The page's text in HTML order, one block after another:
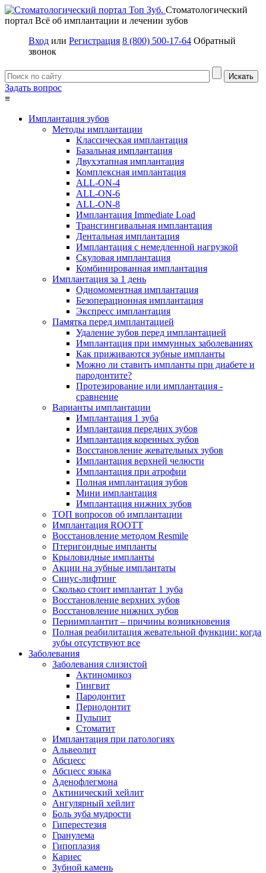
Стоматологический
портал Всё об имплантации и лечении зубов
Вход или Регистрация 8 (800) 500-17-64 Обратный
звонок
Задать вопрос
≡
Имплантация зубов
Методы имплантации
Классическая имплантация
Базальная имплантация
Двухэтапная имплантация
Комплексная имплантация
ALL-ON-4
ALL-ON-6
ALL-ON-8
Имплантация Immediate Load
Трансгингивальная имплантация
Дентальная имплантация
Имплантация с немедленной нагрузкой
Скуловая имплантация
Комбинированная имплантация
Имплантация за 1 день
Одномоментная имплантация
Безоперационная имплантация
Экспресс имплантация
Памятка перед имплантацией
Удаление зубов перед имплантацией
Имплантация при иммунных заболеваниях
Как приживаются зубные импланты
Можно ли ставить импланты при диабете и
пародонтите?
Протезирование или имплантация -
сравнение
Варианты имплантации
Имплантация 1 зуба
Имплантация передних зубов
Имплантация коренных зубов
Восстановление жевательных зубов
Имплантация верхней челюсти
Имплантация при атрофии
Полная имплантация зубов
Мини имплантация
Имплантация нижних зубов
ТОП вопросов об имплантации
Имплантация ROOTT
Восстановление методом Resmile
Птеригоидные импланты
Крыловидные импланты
Акции на зубные имплантаты
Синус-лифтинг
Сколько стоит имплантат 1 зуба
Восстановление верхних зубов
Восстановление нижних зубов
Периимплантит – причины возникновения
Полная реабилитация жевательной функции: когда
зубы отсутствуют все
Заболевания
Заболевания слизистой
Актиномикоз
Гингвит
Пародонтит
Периодонтит
Пульпит
Стоматит
Имплантация при патологиях
Альвеолит
Абсцесс
Абсцесс языка
Аденофлегмона
Актинический хейлит
Ангулярный хейлит
Боль зуба мудрости
Гиперестезия
Гранулема
Гипоплазия
Кариес
Зубной камень